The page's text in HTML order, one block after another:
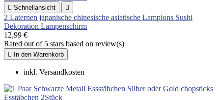
 Schnellansicht 
2 Laternen japanische chinesische asiatische Lampions Sushi
Dekoration Lampenschirm
12,99 €
Rated out of 5 stars based on review(s)
 In den Warenkorb
inkl. Versandkosten